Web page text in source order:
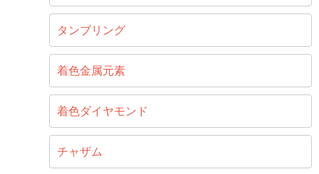
タンブリング
着色金属元素
着色ダイヤモンド
チャザム